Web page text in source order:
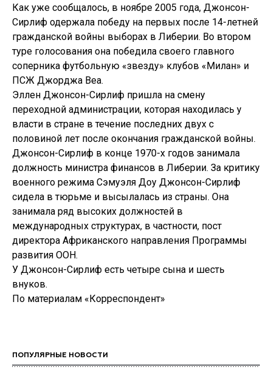
Как уже сообщалось, в ноябре 2005 года, Джонсон-
Сирлиф одержала победу на первых после 14-летней
гражданской войны выборах в Либерии. Во втором
туре голосования она победила своего главного
соперника футбольную «звезду» клубов «Милан» и
ПСЖ Джорджа Веа.
Эллен Джонсон-Сирлиф пришла на смену
переходной администрации, которая находилась у
власти в стране в течение последних двух с
половиной лет после окончания гражданской войны.
Джонсон-Сирлиф в конце 1970-х годов занимала
должность министра финансов в Либерии. За критику
военного режима Сэмуэля Доу Джонсон-Сирлиф
сидела в тюрьме и высылалась из страны. Она
занимала ряд высоких должностей в
международных структурах, в частности, пост
директора Африканского направления Программы
развития ООН.
У Джонсон-Сирлиф есть четыре сына и шесть
внуков.
По материалам «Корреспондент»
ПОПУЛЯРНЫЕ НОВОСТИ